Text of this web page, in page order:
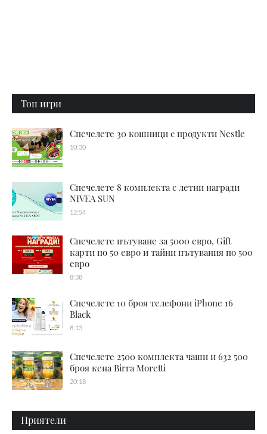
Топ игри
Спечелете 30 кошници с продукти Nestle
10:30
Спечелете 8 комплекта с летни награди
NIVEA SUN
12:54
Спечелете пътуване за 5000 евро, Gift
карти по 50 евро и тайни пътувания по 500
евро
8:38
Спечелете 10 броя телефони iPhone 16
Black
8:13
Спечелете 2500 комплекта чаши и 632 500
броя кена Birra Moretti
20:18
Приятели